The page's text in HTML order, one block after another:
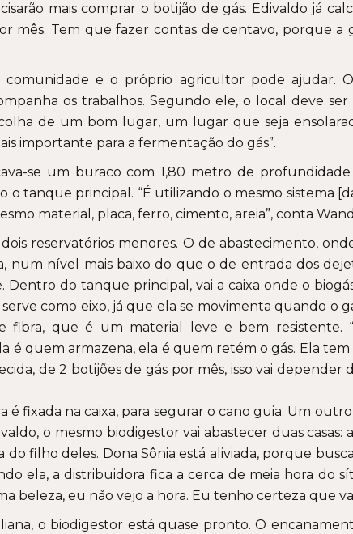
mais comprar o botijão de gás. Edivaldo já
mês. Tem que fazer contas de centavo, porque
e o próprio agricultor pode ajudar.
os trabalhos. Segundo ele, o local deve ser
de um bom lugar, um lugar que seja
importante para a fermentação do gás”.
se um buraco com 1,80 metro de
o tanque principal. “É utilizando o mesmo sistema
material, placa, ferro, cimento, areia”, conta
reservatórios menores. O de abastecimento,
num nível mais baixo do que o de entrada dos
Dentro do tanque principal, vai a caixa onde o
como eixo, já que ela se movimenta quando o
fibra, que é um material leve e bem resistente.
é quem armazena, ela é quem retém o gás. Ela
de 2 botijões de gás por mês, isso vai depender
é fixada na caixa, para segurar o cano guia. Um
o mesmo biodigestor vai abastecer duas
do filho deles. Dona Sônia está aliviada, porque
ela, a distribuidora fica a cerca de meia hora do
beleza, eu não vejo a hora. Eu tenho certeza que
o biodigestor está quase pronto. O